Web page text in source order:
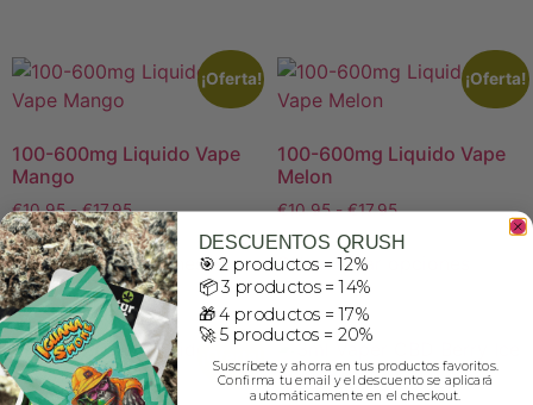
¡Oferta!
100-600mg Liquido Vape
Mango
€10.95 - €17.95
Seleccionar opciones
¡Oferta!
100-600mg Liquido Vape
Melon
€10.95 - €17.95
Seleccionar opciones
DESCUENTOS QRUSH
🎯 2 productos = 12%
📦 3 productos = 14%
🎁 4 productos = 17%
🚀 5 productos = 20%
Suscríbete y ahorra en tus productos favoritos.
Confirma tu email y el descuento se aplicará
automáticamente en el checkout.